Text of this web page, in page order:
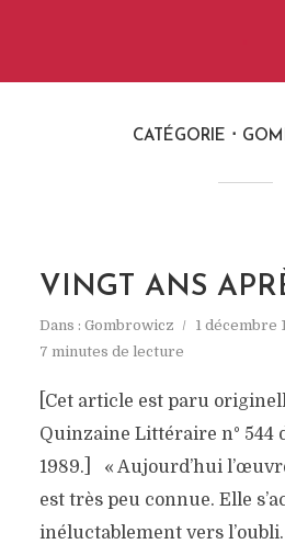
CATÉGORIE
VINGT ANS
Dans : Gombrowicz
1 décembre
7 minutes de lecture
[Cet article est paru
Quinzaine Littéraire n° 544
1989.] « Aujourd’hui
est très peu connue. Elle
inéluctablement vers